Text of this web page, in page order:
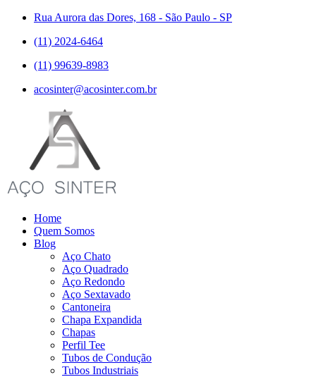
Rua Aurora das Dores, 168 - São Paulo - SP
(11) 2024-6464
(11) 99639-8983
acosinter@acosinter.com.br
Home
Quem Somos
Blog
Aço Chato
Aço Quadrado
Aço Redondo
Aço Sextavado
Cantoneira
Chapa Expandida
Chapas
Perfil Tee
Tubos de Condução
Tubos Industriais